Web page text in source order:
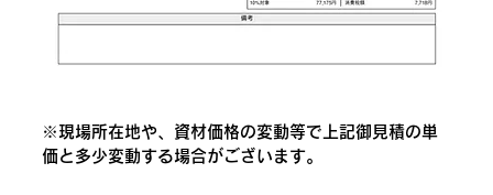
※現場所在地や、資材価格の変動等で上記御見積の単
価と多少変動する場合がございます。